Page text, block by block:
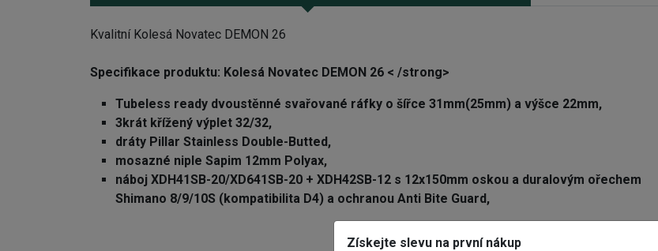
Kvalitní Kolesá Novatec DEMON 26
Specifikace produktu: Kolesá Novatec DEMON 26 < /strong>
Tubeless ready dvoustěnné svařované ráfky o šířce 31mm(25mm) a výšce 22mm,
3krát křížený výplet 32/32,
dráty Pillar Stainless Double-Butted,
mosazné niple Sapim 12mm Polyax,
náboj XDH41SB-20/XD641SB-20 + XDH42SB-12 s 12x150mm oskou a duralovým ořechem
Shimano 8/9/10S (kompatibilita D4) a ochranou Anti Bite Guard,
Získejte slevu na první nákup